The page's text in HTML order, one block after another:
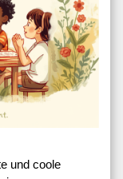
und coole